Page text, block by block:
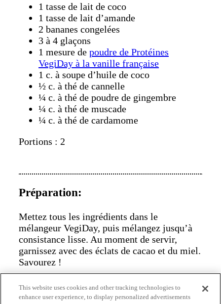
1 tasse de lait de coco
1 tasse de lait d’amande
2 bananes congelées
3 à 4 glaçons
1 mesure de poudre de Protéines
VegiDay à la vanille française
1 c. à soupe d’huile de coco
½ c. à thé de cannelle
¼ c. à thé de poudre de gingembre
¼ c. à thé de muscade
¼ c. à thé de cardamome
Portions : 2
Préparation:
Mettez tous les ingrédients dans le
mélangeur VegiDay, puis mélangez jusqu’à
consistance lisse. Au moment de servir,
garnissez avec des éclats de cacao et du miel.
Savourez !
Recette de
Karlene Karst
This website uses cookies and other tracking technologies to
enhance user experience, to display personalized advertisements